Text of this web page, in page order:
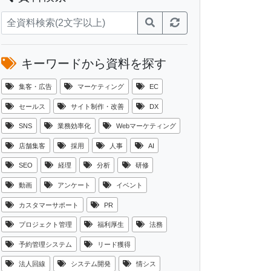
キーワードから資料を探す
集客・広告 マーケティング EC
セールス サイト制作・改善 DX
SNS 業務効率化 Webマーケティング
店舗集客 採用 人事 AI
SEO 経理 分析 研修
動画 アンケート イベント
カスタマーサポート PR
プロジェクト管理 福利厚生 法務
予約管理システム リード獲得
法人回線 システム開発 情シス